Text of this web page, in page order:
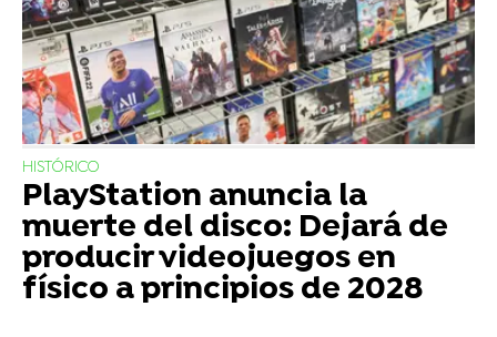
HISTÓRICO
PlayStation anuncia la
muerte del disco: Dejará de
producir videojuegos en
físico a principios de 2028